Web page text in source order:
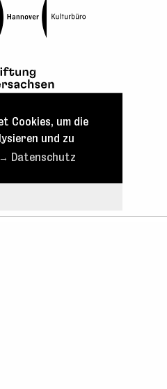
Cookies, um die
und zu
→ Datenschutz